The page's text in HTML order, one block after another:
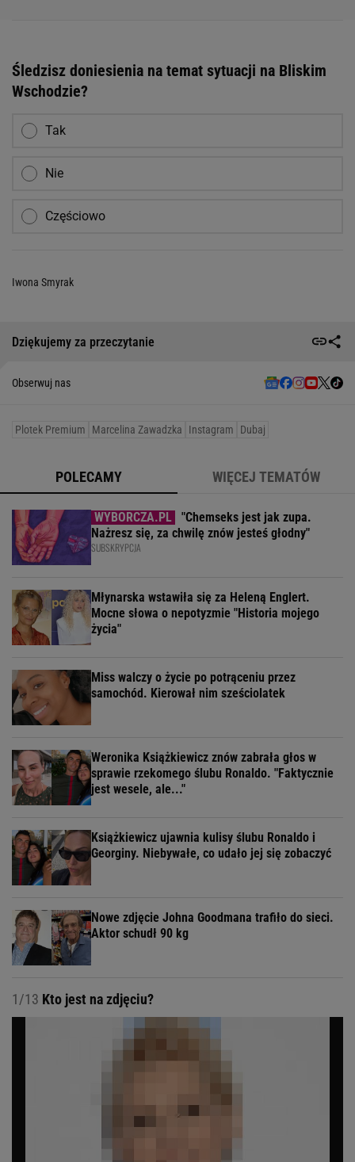
Śledzisz doniesienia na temat sytuacji na Bliskim
Wschodzie?
Tak
Nie
Częściowo
Iwona Smyrak
Dziękujemy za przeczytanie
Obserwuj nas
Plotek Premium Marcelina Zawadzka Instagram Dubaj
POLECAMY WIĘCEJ TEMATÓW
"Chemseks jest jak zupa.
Nażresz się, za chwilę znów jesteś głodny"
SUBSKRYPCJA
Młynarska wstawiła się za Heleną Englert.
Mocne słowa o nepotyzmie "Historia mojego
życia"
Miss walczy o życie po potrąceniu przez
samochód. Kierował nim sześciolatek
Weronika Książkiewicz znów zabrała głos w
sprawie rzekomego ślubu Ronaldo. "Faktycznie
jest wesele, ale..."
Książkiewicz ujawnia kulisy ślubu Ronaldo i
Georginy. Niebywałe, co udało jej się zobaczyć
Nowe zdjęcie Johna Goodmana trafiło do sieci.
Aktor schudł 90 kg
1/13 Kto jest na zdjęciu?